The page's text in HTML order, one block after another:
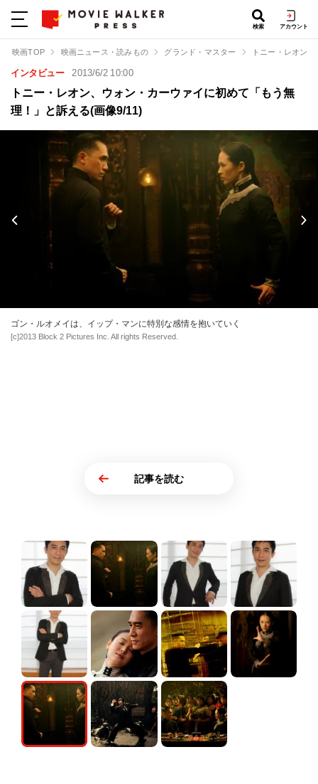
検索 アカウント
映画TOP 映画ニュース・読みもの グランド・マスター トニー・レオン
インタビュー 2013/6/2 10:00
トニー・レオン、ウォン・カーウァイに初めて「もう無
理！」と訴える(画像9/11)
ゴン・ルオメイは、イップ・マンに特別な感情を抱いていく
[c]2013 Block 2 Pictures Inc. All rights Reserved.
記事を読む